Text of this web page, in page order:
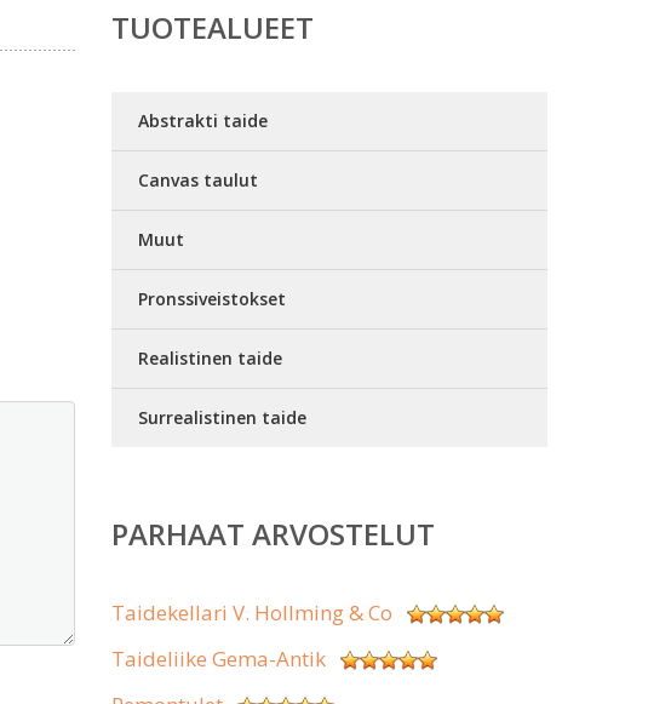
TUOTEALUEET
Abstrakti taide
Canvas taulut
Muut
Pronssiveistokset
Realistinen taide
Surrealistinen taide
PARHAAT ARVOSTELUT
Taidekellari V. Hollming & Co
Taideliike Gema-Antik